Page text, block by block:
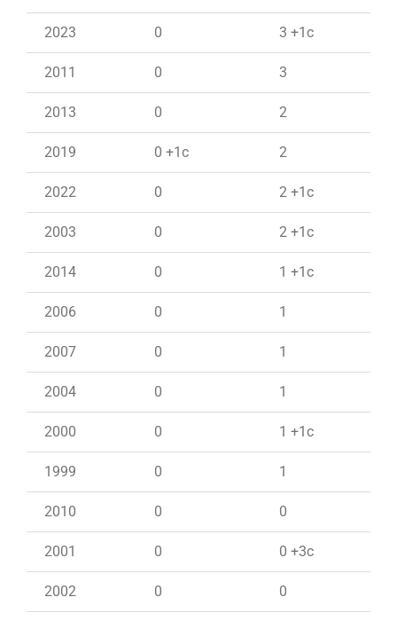
2023 0 3 +1c
2011 0 3
2013 0 2
2019 0 +1c 2
2022 0 2 +1c
2003 0 2 +1c
2014 0 1 +1c
2006 0 1
2007 0 1
2004 0 1
2000 0 1 +1c
1999 0 1
2010 0 0
2001 0 0 +3c
2002 0 0